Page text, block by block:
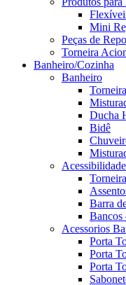
Mini
Peças de
Torneira
Banheiro/Cozinha
Banheiro
Ducha
Bidê
Acessibilidade
Barra
Bancos
Acessorios
Porta
Porta
Porta